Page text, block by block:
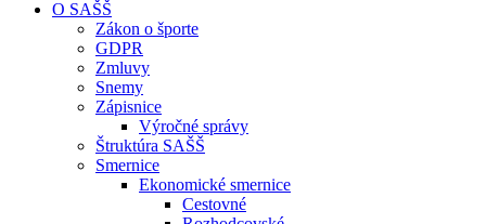
O SAŠŠ
Zákon o športe
GDPR
Zmluvy
Snemy
Zápisnice
Výročné správy
Štruktúra SAŠŠ
Smernice
Ekonomické smernice
Cestovné